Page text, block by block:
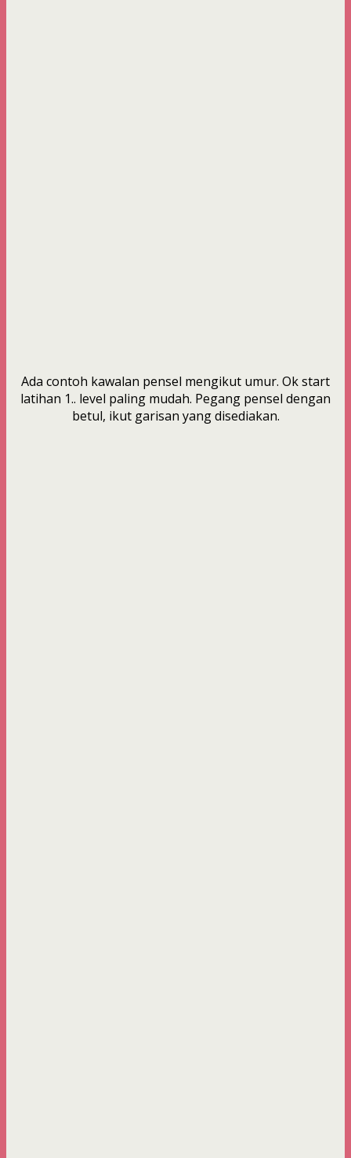
Ada contoh kawalan pensel mengikut umur. Ok start
latihan 1.. level paling mudah. Pegang pensel dengan
betul, ikut garisan yang disediakan.